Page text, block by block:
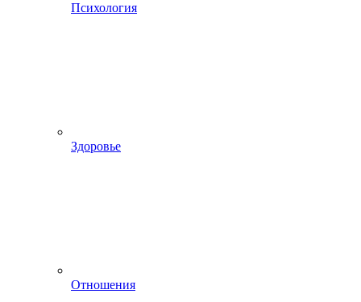
Психология
Здоровье
Отношения